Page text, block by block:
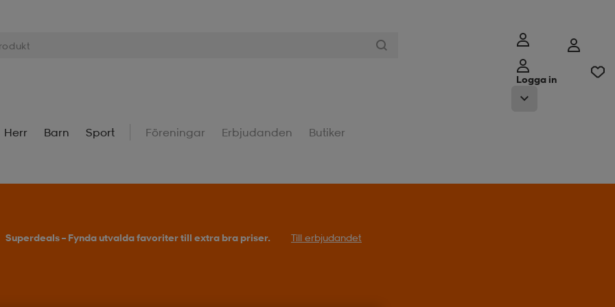
Logga in
Herr Barn Sport Föreningar Erbjudanden Butiker
Superdeals – Fynda utvalda favoriter till extra bra priser. Till erbjudandet